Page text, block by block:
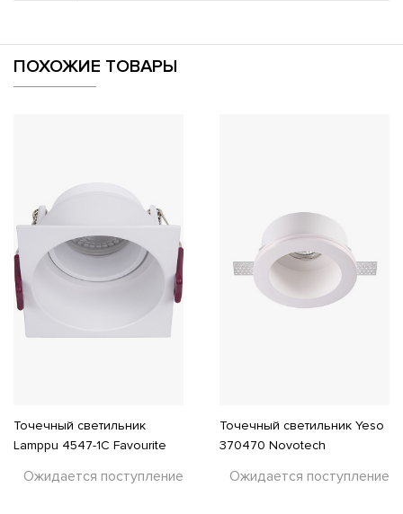
ПОХОЖИЕ ТОВАРЫ
Точечный светильник
Lamppu 4547-1C Favourite
Ожидается поступление
Точечный светильник Yeso
370470 Novotech
Ожидается поступление